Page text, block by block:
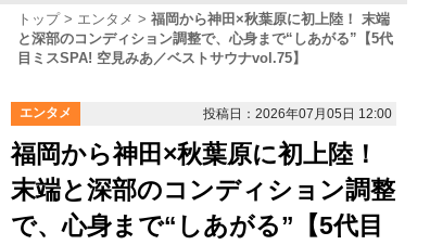
トップ エンタメ
福岡から神田×秋葉原に初上陸！ 末端
と深部のコンディション調整で、心身まで“しあがる”【5代
目ミスSPA! 空見みあ／ベストサウナvol.75】
エンタメ 投稿日：2026年07月05日 12:00
福岡から神田×秋葉原に初上陸！
末端と深部のコンディション調整
で、心身まで“しあがる”【5代目